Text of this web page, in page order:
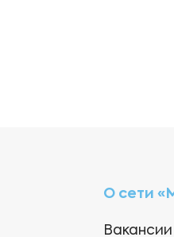
О сети
Вакансии